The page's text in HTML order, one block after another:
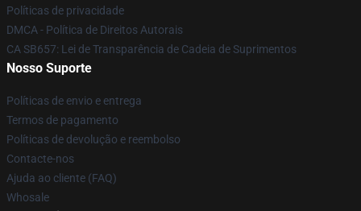
Políticas de privacidade
DMCA - Política de Direitos Autorais
CA SB657: Lei de Transparência de Cadeia de Suprimentos
Nosso Suporte
Políticas de envio e entrega
Termos de pagamento
Políticas de devolução e reembolso
Contacte-nos
Ajuda ao cliente (FAQ)
Whosale